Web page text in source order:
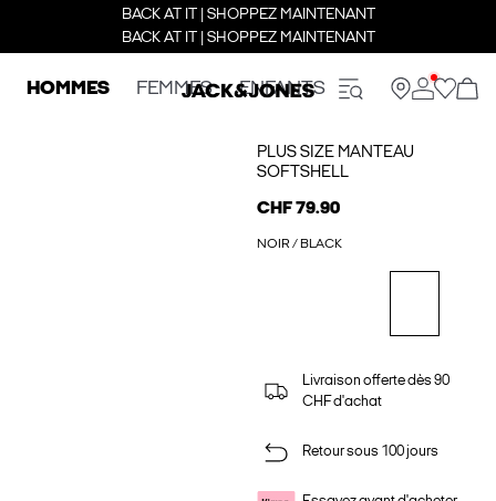
BACK AT IT | SHOPPEZ MAINTENANT
BACK AT IT | SHOPPEZ MAINTENANT
HOMMES FEMMES ENFANTS
PLUS SIZE MANTEAU
SOFTSHELL
CHF 79.90
NOIR / BLACK
Livraison offerte dès 90
CHF d'achat
Retour sous 100 jours